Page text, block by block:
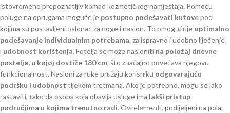
istovremeno prepoznatljiv komad kozmetičkog namještaja. Pomoću
poluge na oprugama moguće je postupno podešavati kutovepod
kojima su postavljeni oslonac za noge i naslon. To omogućuje optimalno
podešavanje individualnim potrebama, za ispravno i udobno liječenje
i udobnost korištenja. Fotelja se može nasloniti na položaj dnevne
postelje, u kojoj dostiže 180 cm, što značajno povećava njegovu
funkcionalnost. Nasloni za ruke pružaju korisniku odgovarajuću
podršku i udobnost tijekom tretmana. Ako je potrebno, mogu se lako
rastaviti, tako da osoba koja obavlja usluge ima lakši pristup
područjima u kojima trenutno radi. Ovi elementi, podijeljeni na pola,